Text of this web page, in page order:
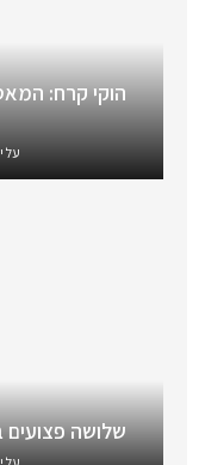
הוקי קרח:
על
שלושה פצועים